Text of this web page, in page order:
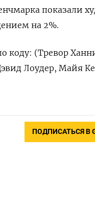
показали
на 2%.
коду: (Тревор
Лоудер, Майя
ПОДПИСАТЬСЯ В